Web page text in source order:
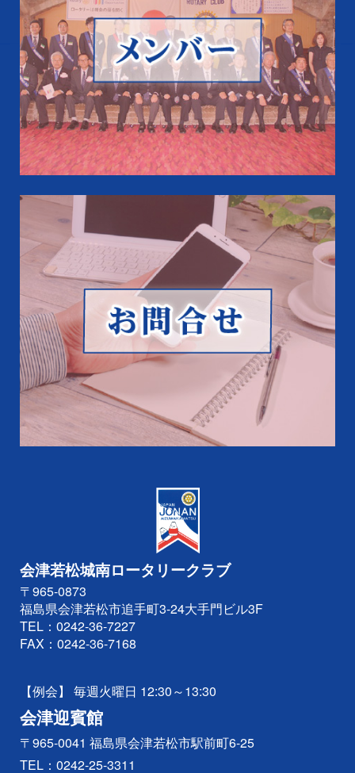
会津若松城南ロータリークラブ
〒965-0873
福島県会津若松市追手町3-24大手門ビル3F
TEL： 0242-36-7227
FAX：0242-36-7168
【例会】 毎週火曜日 12:30～13:30
会津迎賓館
〒965-0041 福島県会津若松市駅前町6-25
TEL： 0242-25-3311